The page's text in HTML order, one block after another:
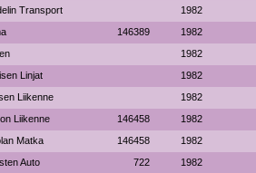
Transport 1982
146389 1982
1982
Linjat 1982
Liikenne 1982
Liikenne 146458 1982
Matka 146458 1982
Auto 722 1982